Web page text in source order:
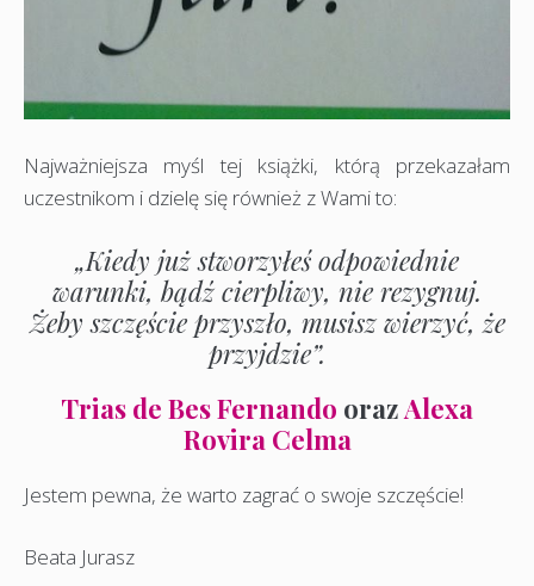
Najważniejsza myśl tej książki, którą przekazałam
uczestnikom i dzielę się również z Wami to:
„Kiedy już stworzyłeś odpowiednie
warunki, bądź cierpliwy, nie rezygnuj.
Żeby szczęście przyszło, musisz wierzyć, że
przyjdzie”.
Trias de Bes Fernando orazAlexa
Rovira Celma
Jestem pewna, że warto zagrać o swoje szczęście!
Beata Jurasz